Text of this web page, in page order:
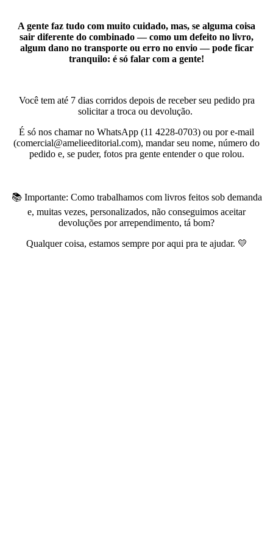
A gente faz tudo com muito cuidado, mas, se alguma coisa
sair diferente do combinado — como um defeito no livro,
algum dano no transporte ou erro no envio — pode ficar
tranquilo: é só falar com a gente!
Você tem até 7 dias corridos depois de receber seu pedido pra
solicitar a troca ou devolução.
É só nos chamar no WhatsApp (11 4228-0703) ou por e-mail
(comercial@amelieeditorial.com), mandar seu nome, número do
pedido e, se puder, fotos pra gente entender o que rolou.
📚 Importante: Como trabalhamos com livros feitos sob demanda
e, muitas vezes, personalizados, não conseguimos aceitar
devoluções por arrependimento, tá bom?
Qualquer coisa, estamos sempre por aqui pra te ajudar. 💛